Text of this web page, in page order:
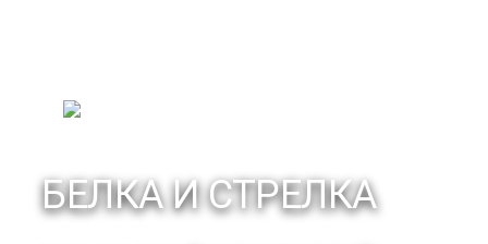
БЕЛКА И СТРЕЛКА